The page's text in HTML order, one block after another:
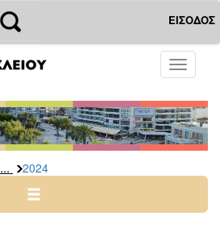
ΕΙΣΟΔΟΣ
Toggle
... 2024